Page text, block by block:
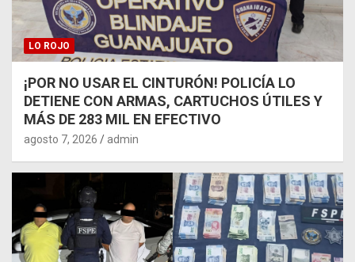
LO ROJO
¡POR NO USAR EL CINTURÓN! POLICÍA LO
DETIENE CON ARMAS, CARTUCHOS ÚTILES Y
MÁS DE 283 MIL EN EFECTIVO
agosto 7, 2026 admin